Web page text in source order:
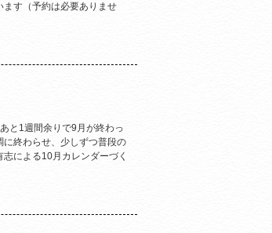
す（予約は必要ありませ
と1週間余りで9月が終わっ
終わらせ、少しずつ普段の
による10月カレンダーづく